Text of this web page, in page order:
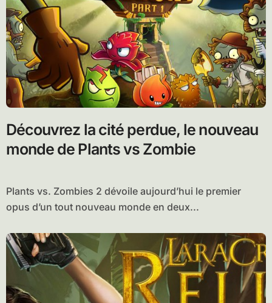
Découvrez la cité perdue, le nouveau
monde de Plants vs Zombie
Plants vs. Zombies 2 dévoile aujourd’hui le premier
opus d’un tout nouveau monde en deux...